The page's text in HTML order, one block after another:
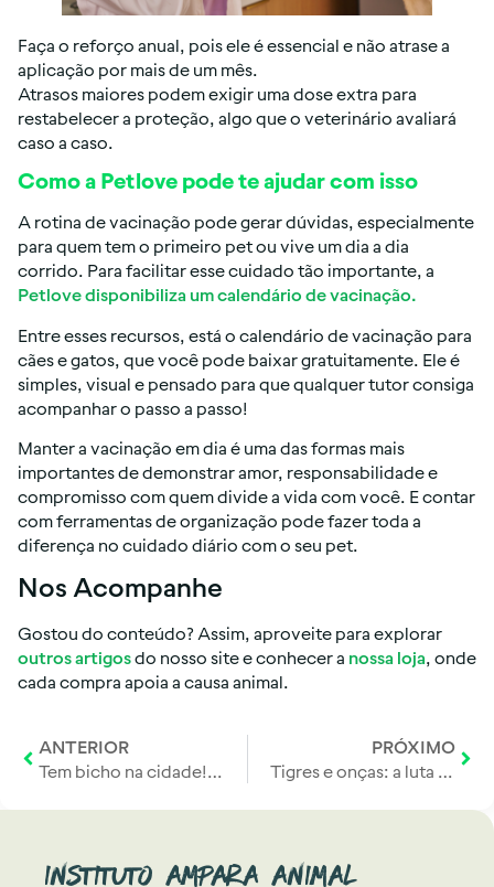
Faça o reforço anual, pois ele é essencial e não atrase a
aplicação por mais de um mês.
Atrasos maiores podem exigir uma dose extra para
restabelecer a proteção, algo que o veterinário avaliará
caso a caso.
Como a Petlove pode te ajudar com isso
A rotina de vacinação pode gerar dúvidas, especialmente
para quem tem o primeiro pet ou vive um dia a dia
corrido. Para facilitar esse cuidado tão importante, a
Petlove disponibiliza um calendário de vacinação.
Entre esses recursos, está o calendário de vacinação para
cães e gatos, que você pode baixar gratuitamente. Ele é
simples, visual e pensado para que qualquer tutor consiga
acompanhar o passo a passo!
Manter a vacinação em dia é uma das formas mais
importantes de demonstrar amor, responsabilidade e
compromisso com quem divide a vida com você. E contar
com ferramentas de organização pode fazer toda a
diferença no cuidado diário com o seu pet.
Nos Acompanhe
Gostou do conteúdo? Assim, aproveite para explorar
outros artigosdo nosso site e conhecer a nossa loja, onde
cada compra apoia a causa animal.
ANTERIOR
Tem bicho na cidade! Educação ambiental em ação no Vale do Ribeira
PRÓXIMO
Tigres e onças: a luta contra a caça e a busca por proteção
Instituto Ampara Animal